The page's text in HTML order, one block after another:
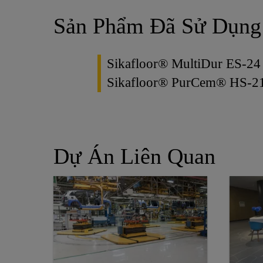
Sản Phẩm Đã Sử Dụng
Sikafloor® MultiDur ES-24
Sikafloor® PurCem® HS-
Dự Án Liên Quan